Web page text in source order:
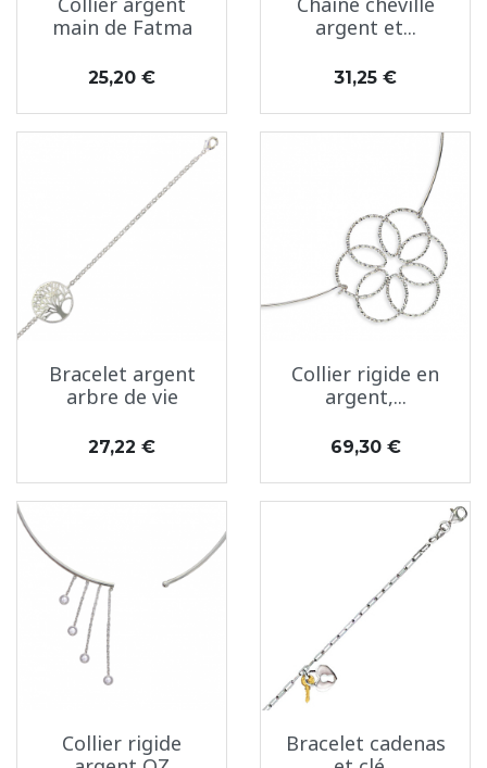
main de Fatma
Prix
25,20 €
argent et...
Prix
31,25 €
Bracelet argent
arbre de vie
Prix
27,22 €
Collier rigide en
argent,...
Prix
69,30 €
Collier rigide
Bracelet cadenas